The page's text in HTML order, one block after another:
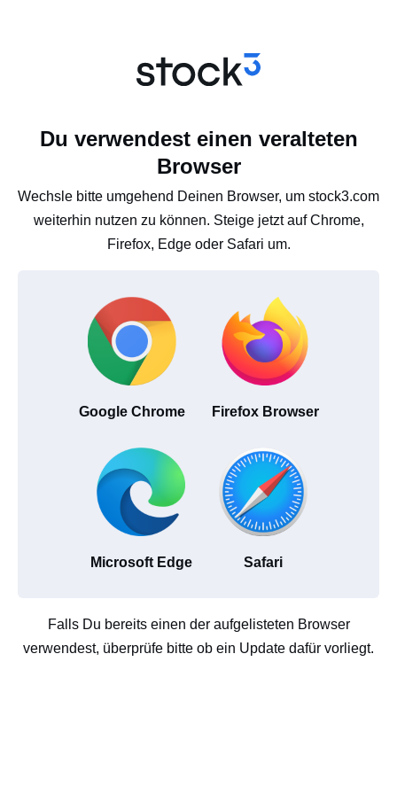
Du verwendest einen veralteten
Browser
Wechsle bitte umgehend Deinen Browser, um stock3.com
weiterhin nutzen zu können. Steige jetzt auf Chrome,
Firefox, Edge oder Safari um.
Google Chrome Firefox Browser
Microsoft Edge Safari
Falls Du bereits einen der aufgelisteten Browser
verwendest, überprüfe bitte ob ein Update dafür vorliegt.